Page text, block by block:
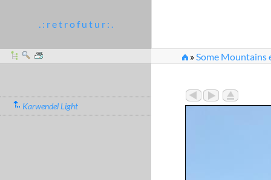
. : r e t r o f u t u r : .
»Some Mountains
Karwendel Light